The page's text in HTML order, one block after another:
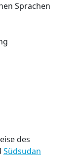
Sprachen
des
Südsudan